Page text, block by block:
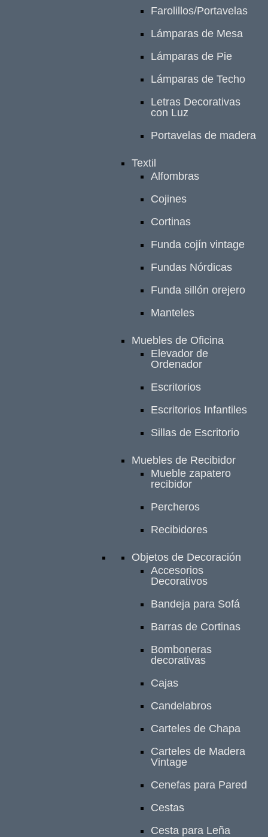
Farolillos/Portavelas
Lámparas de Mesa
Lámparas de Pie
Lámparas de Techo
Letras Decorativas
con Luz
Portavelas de madera
Textil
Alfombras
Cojines
Cortinas
Funda cojín vintage
Fundas Nórdicas
Funda sillón orejero
Manteles
Muebles de Oficina
Elevador de
Ordenador
Escritorios
Escritorios Infantiles
Sillas de Escritorio
Muebles de Recibidor
Mueble zapatero
recibidor
Percheros
Recibidores
Objetos de Decoración
Accesorios
Decorativos
Bandeja para Sofá
Barras de Cortinas
Bomboneras
decorativas
Cajas
Candelabros
Carteles de Chapa
Carteles de Madera
Vintage
Cenefas para Pared
Cestas
Cesta para Leña